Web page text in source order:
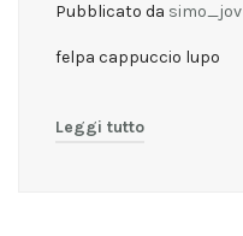
Pubblicato da simo_jov
felpa cappuccio lupo
Leggi tutto